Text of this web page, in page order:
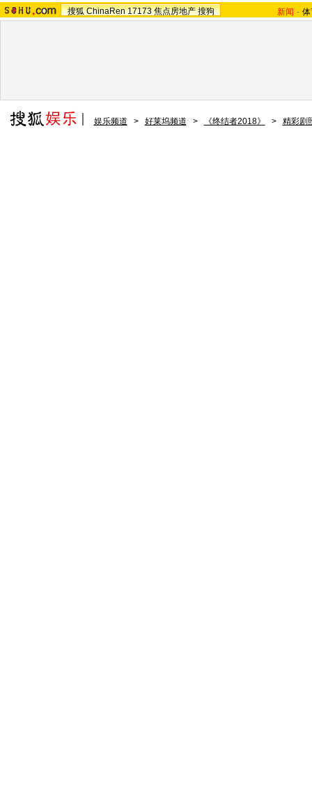
搜狐 ChinaRen 17173 焦点房地产 搜狗 新闻 -
娱乐频道 > 好莱坞频道 > 《终结者2018》 > 精彩剧